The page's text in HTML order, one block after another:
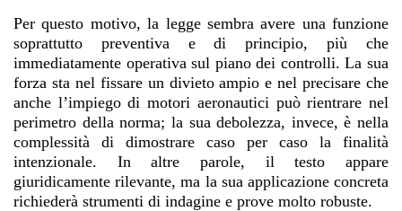
Per questo motivo, la legge sembra avere una funzione
soprattutto preventiva e di principio, più che
immediatamente operativa sul piano dei controlli. La sua
forza sta nel fissare un divieto ampio e nel precisare che
anche l’impiego di motori aeronautici può rientrare nel
perimetro della norma; la sua debolezza, invece, è nella
complessità di dimostrare caso per caso la finalità
intenzionale. In altre parole, il testo appare
giuridicamente rilevante, ma la sua applicazione concreta
richiederà strumenti di indagine e prove molto robuste.